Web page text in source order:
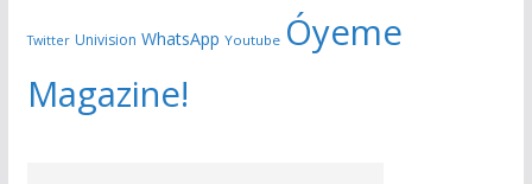
Twitter Univision WhatsApp Youtube Óyeme
Magazine!